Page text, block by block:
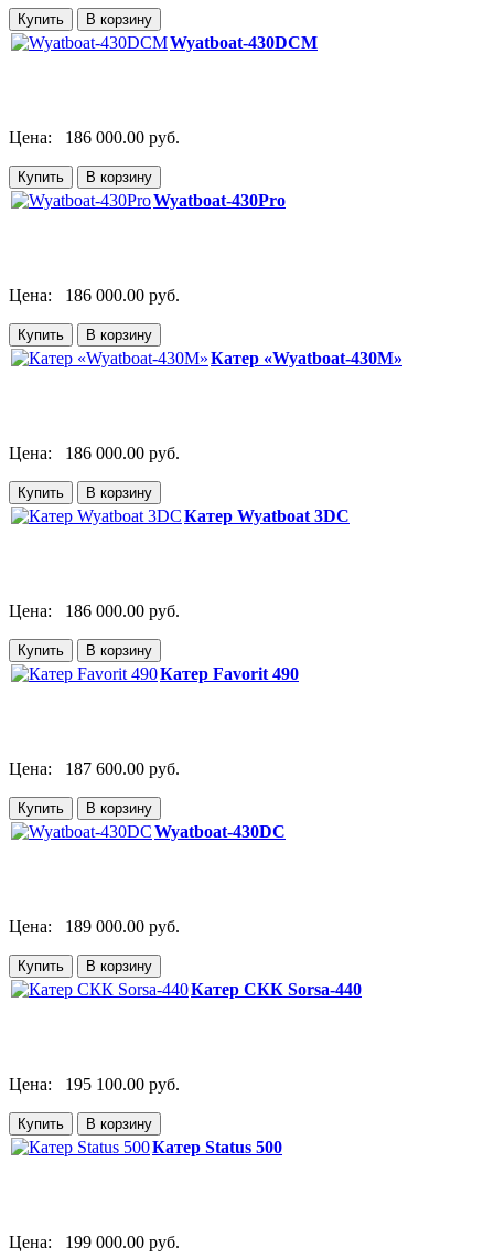
Wyatboat-430DCM
Цена: 186 000.00 руб.
Wyatboat-430Pro
Цена: 186 000.00 руб.
Катер «Wyatboat-430M»
Цена: 186 000.00 руб.
Катер Wyatboat 3DC
Цена: 186 000.00 руб.
Катер Favorit 490
Цена: 187 600.00 руб.
Wyatboat-430DC
Цена: 189 000.00 руб.
Катер СКК Sorsa-440
Цена: 195 100.00 руб.
Катер Status 500
Цена: 199 000.00 руб.